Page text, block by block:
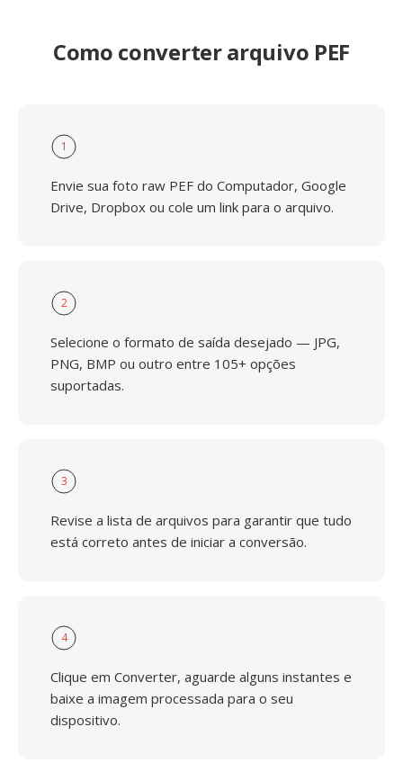
Como converter arquivo PEF
1
Envie sua foto raw PEF do Computador, Google
Drive, Dropbox ou cole um link para o arquivo.
2
Selecione o formato de saída desejado — JPG,
PNG, BMP ou outro entre 105+ opções
suportadas.
3
Revise a lista de arquivos para garantir que tudo
está correto antes de iniciar a conversão.
4
Clique em Converter, aguarde alguns instantes e
baixe a imagem processada para o seu
dispositivo.